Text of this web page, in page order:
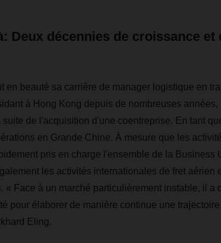
Deux décennies de croissance
en beauté sa carrière de manager logistique en
à Hong Kong depuis de nombreuses
de l'acquisition d'une coentreprise. En tant
en Grande Chine. À mesure que les
pris en charge l'ensemble de la Business
les activités internationales de fret aérien
« Face à un marché particulièrement instable, il a
pour élaborer de manière continue une
Eling.